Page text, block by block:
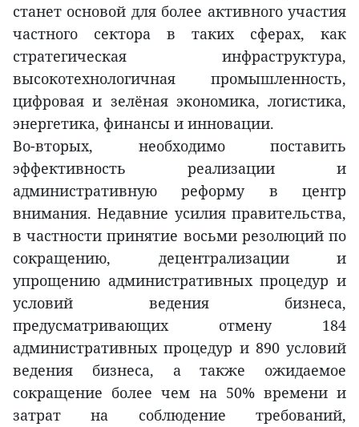
станет основой для более активного участия
частного сектора в таких сферах, как
стратегическая инфраструктура,
высокотехнологичная промышленность,
цифровая и зелёная экономика, логистика,
энергетика, финансы и инновации.
Во-вторых, необходимо поставить
эффективность реализации и
административную реформу в центр
внимания. Недавние усилия правительства,
в частности принятие восьми резолюций по
сокращению, децентрализации и
упрощению административных процедур и
условий ведения бизнеса,
предусматривающих отмену 184
административных процедур и 890 условий
ведения бизнеса, а также ожидаемое
сокращение более чем на 50% времени и
затрат на соблюдение требований,